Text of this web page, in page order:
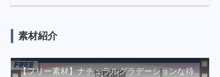
素材紹介
【フリー素材】ナチュラルグラデーションな待機画面